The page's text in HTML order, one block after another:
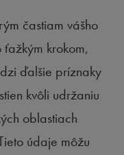
častiam vášho
krokom,
ďalšie príznaky
kvôli udržaniu
oblastiach
údaje môžu